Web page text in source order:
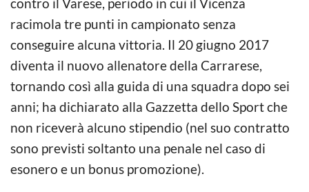
racimola tre punti in campionato senza
conseguire alcuna vittoria. Il 20 giugno 2017
diventa il nuovo allenatore della Carrarese,
tornando così alla guida di una squadra dopo sei
anni; ha dichiarato alla Gazzetta dello Sport che
non riceverà alcuno stipendio (nel suo contratto
sono previsti soltanto una penale nel caso di
esonero e un bonus promozione).